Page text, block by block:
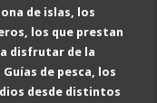
de islas, los
los que prestan
disfrutar de la
de pesca, los
desde distintos